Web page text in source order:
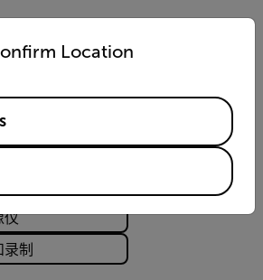
认证
分析
仪
录制
Location
country and language from the